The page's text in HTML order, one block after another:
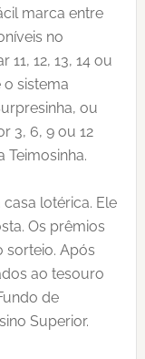
marca entre
no
12, 13, 14 ou
o sistema
ou
3, 6, 9 ou 12
lotérica. Ele
Os prêmios
sorteio. Após
ao tesouro
de
Superior.